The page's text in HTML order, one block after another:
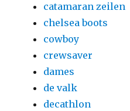
catamaran zeilen
chelsea boots
cowboy
crewsaver
dames
de valk
decathlon